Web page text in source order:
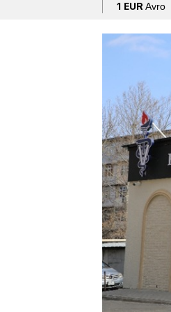
Avro ▼